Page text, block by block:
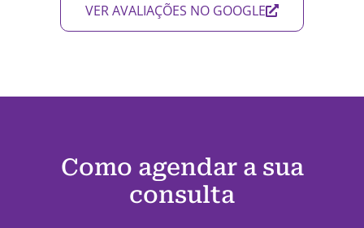
VER AVALIAÇÕES NO GOOGLE
Como agendar a sua
consulta